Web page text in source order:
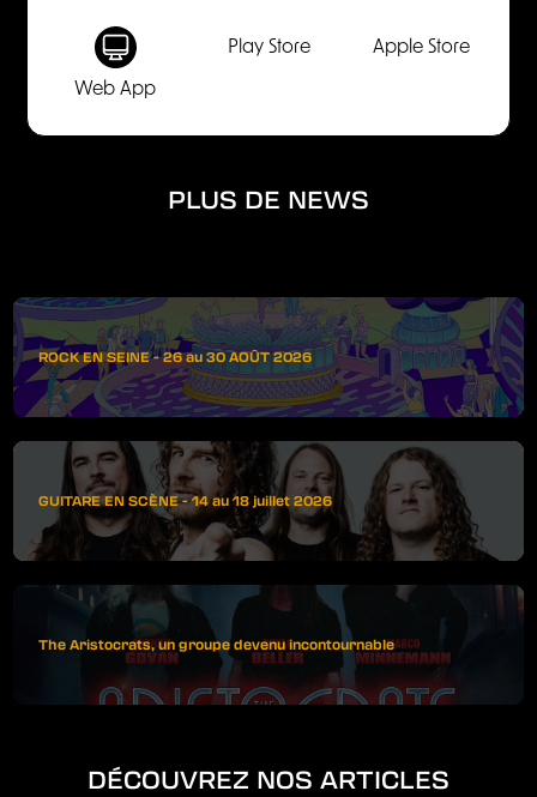
Web App
Play Store Apple Store
PLUS DE NEWS
ROCK EN SEINE - 26 au 30 AOÛT 2026
GUITARE EN SCÈNE - 14 au 18 juillet 2026
The Aristocrats, un groupe devenu incontournable
DÉCOUVREZ NOS ARTICLES